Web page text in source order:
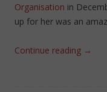
Organisation in
up for her was an
Continue reading →